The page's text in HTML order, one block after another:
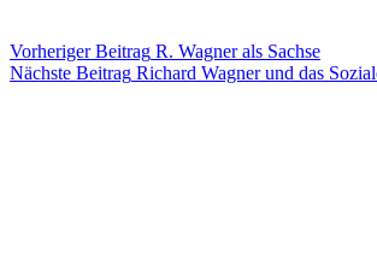
VorherigerBeitrag R. Wagner als Sachse
Nächste Beitrag Richard Wagner und das